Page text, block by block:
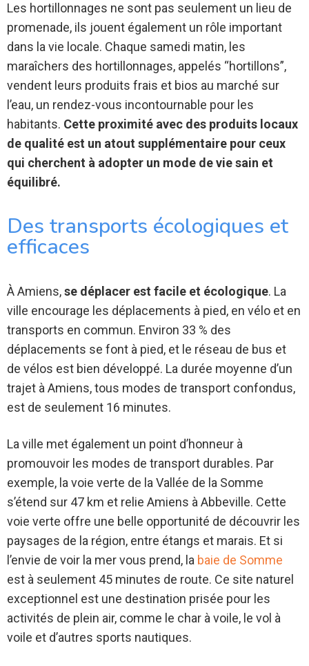
Les hortillonnages ne sont pas seulement un lieu de
promenade, ils jouent également un rôle important
dans la vie locale. Chaque samedi matin, les
maraîchers des hortillonnages, appelés “hortillons”,
vendent leurs produits frais et bios au marché sur
l’eau, un rendez-vous incontournable pour les
habitants. Cette proximité avec des produits locaux
de qualité est un atout supplémentaire pour ceux
qui cherchent à adopter un mode de vie sain et
équilibré.
Des transports écologiques et
efficaces
À Amiens,se déplacer est facile et écologique. La
ville encourage les déplacements à pied, en vélo et en
transports en commun. Environ 33 % des
déplacements se font à pied, et le réseau de bus et
de vélos est bien développé. La durée moyenne d’un
trajet à Amiens, tous modes de transport confondus,
est de seulement 16 minutes.
La ville met également un point d’honneur à
promouvoir les modes de transport durables. Par
exemple, la voie verte de la Vallée de la Somme
s’étend sur 47 km et relie Amiens à Abbeville. Cette
voie verte offre une belle opportunité de découvrir les
paysages de la région, entre étangs et marais. Et si
l’envie de voir la mer vous prend, la baie de Somme
est à seulement 45 minutes de route. Ce site naturel
exceptionnel est une destination prisée pour les
activités de plein air, comme le char à voile, le vol à
voile et d’autres sports nautiques.